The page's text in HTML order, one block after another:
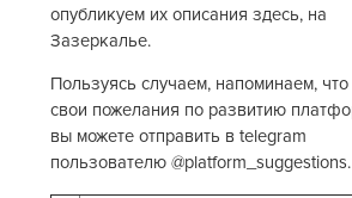
опубликуем их описания здесь, на
Зазеркалье.
Пользуясь случаем, напоминаем, что
свои пожелания по развитию
вы можете отправить в telegram
пользователю @platform_suggestions.